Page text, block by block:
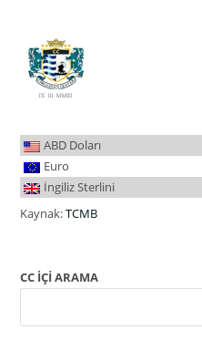
ABD Doları
Euro
İngiliz Sterlini
Kaynak:TCMB
CC İÇİ ARAMA